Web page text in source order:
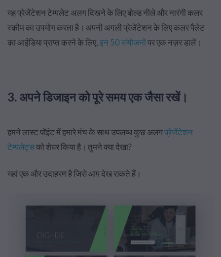
यह प्रेजेंटेशन टेम्पलेट अलग दिखने के लिए बोल्ड नीले और नारंगी कलर
स्कीम का उपयोग करता है। अपनी अगली प्रेजेंटेशन के लिए कलर पैलेट
का आईडिया प्राप्त करने के लिए,इन 50 संयोजनोंपर एक नज़र डालें।
3. अपने डिजाइन को पूरे समय एक जैसा रखें।
हमने लास्ट पॉइंट में हमारे मंच के साथ उपलब्ध कुछ अलगप्रेजेंटेशन
टेम्पलेट्सको शेयर किया है। तुमने क्या देखा?
यहां एक और उदाहरण है जिसे आप देख सकते हैं।